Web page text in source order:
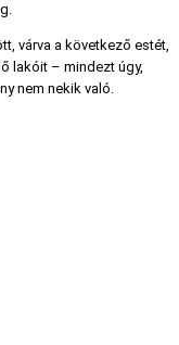
várva a következő estét,
lakóit – mindezt úgy,
nem nekik való.